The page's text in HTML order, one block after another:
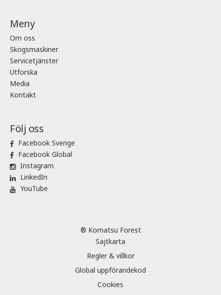
Meny
Om oss
Skogsmaskiner
Servicetjänster
Utforska
Media
Kontakt
Följ oss
Facebook Sverige
Facebook Global
Instagram
LinkedIn
YouTube
® Komatsu Forest
Sajtkarta
Regler & villkor
Global uppförandekod
Cookies